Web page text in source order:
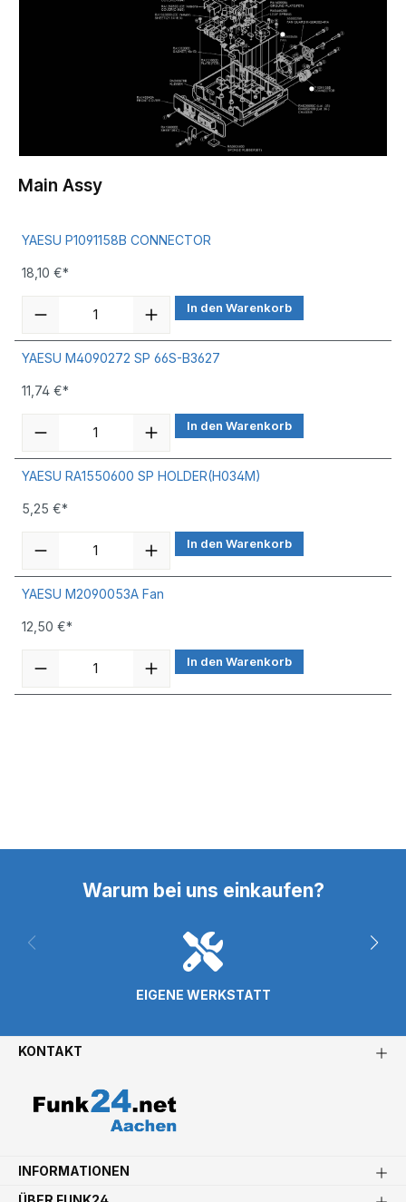
Main Assy
YAESU P1091158B CONNECTOR
18,10 €*
In den Warenkorb
YAESU M4090272 SP 66S-B3627
11,74 €*
In den Warenkorb
YAESU RA1550600 SP HOLDER(H034M)
5,25 €*
In den Warenkorb
YAESU M2090053A Fan
12,50 €*
In den Warenkorb
Warum bei uns einkaufen?
EIGENE WERKSTATT
KONTAKT
INFORMATIONEN